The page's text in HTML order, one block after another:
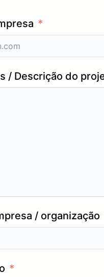
/ Descrição do
/ organização